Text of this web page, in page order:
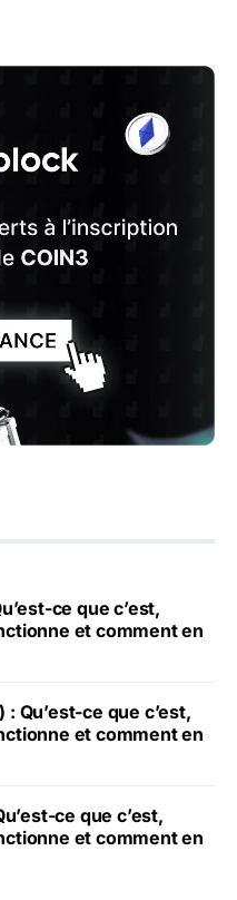
ce que c’est,
et comment en
Qu’est-ce que c’est,
et comment en
ce que c’est,
et comment en